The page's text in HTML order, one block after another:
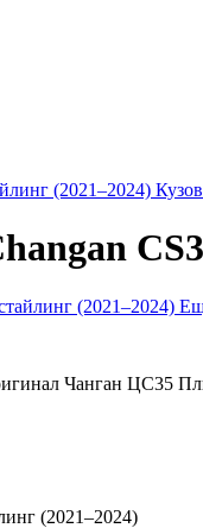
(2021–2024)
Чанган ЦС35
(2021–2024)